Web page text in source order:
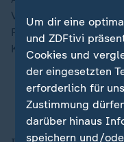
Premierministerin
Kabinettsmitgliedern
"Festungsgürtel"
wichtig für die
Um dir eine
und ZDFtivi
Cookies und
der eingesetzten
erforderlich für
Zustimmung
darüber hinaus
speichern und/